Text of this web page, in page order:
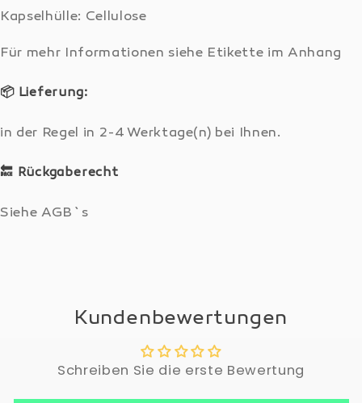
Kapselhülle: Cellulose
Für mehr Informationen siehe Etikette im Anhang
📦 Lieferung:
in der Regel in 2-4 Werktage(n) bei Ihnen.
🔙 Rückgaberecht
Siehe AGB`s
Kundenbewertungen
Schreiben Sie die erste Bewertung